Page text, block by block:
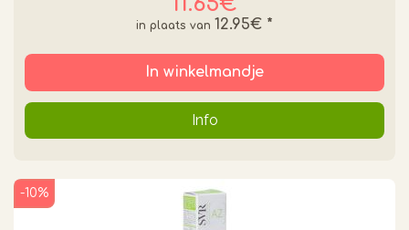
12.95€ *
In winkelmandje
Info
-10%